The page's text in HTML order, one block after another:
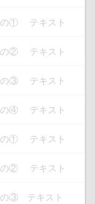
① テキスト
② テキスト
③ テキスト
④ テキスト
の① テキスト
の② テキスト
③ テキスト